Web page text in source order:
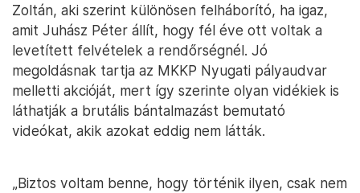
Zoltán, aki szerint különösen felháborító, ha igaz,
amit Juhász Péter állít, hogy fél éve ott voltak a
levetített felvételek a rendőrségnél. Jó
megoldásnak tartja az MKKP Nyugati pályaudvar
melletti akcióját, mert így szerinte olyan vidékiek is
láthatják a brutális bántalmazást bemutató
videókat, akik azokat eddig nem látták.
„Biztos voltam benne, hogy történik ilyen, csak nem